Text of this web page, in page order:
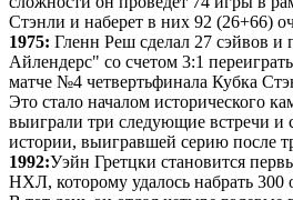
Стэнли и наберет в них 92 (26+66)
1975: Гленн Реш сделал 27 сэйвов
Айлендерс" со счетом 3:1
матче №4 четвертьфинала Кубка
Это стало началом исторического
выиграли три следующие встречи и
истории, выигравшей серию после
1992:Уэйн Гретцки становится
НХЛ, которому удалось набрать 300